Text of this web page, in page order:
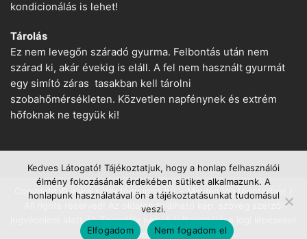
kondicionálás is lehet!
Tárolás
Ez nem levegőn száradó gyurma. Felbontás után nem
szárad ki, akár évekig is eláll. A fel nem használt gyurmát
egy simító záras tasakban kell tárolni
szobahőmérsékleten. Közvetlen napfénynek és extrém
hőfoknak ne tegyük ki!
Copyright © www.suthetogyurma.hu − Minden jog fenntartva! /
All rights reserved! Az oldalon található kép, szöveg szerzői
jogvédelem alatt áll. Engedély nélküli felhasználása jogi lépéseket
von maga után
Kedves Látogató! Tájékoztatjuk, hogy a honlap felhasználói
élmény fokozásának érdekében sütiket alkalmazunk. A
honlapunk használatával ön a tájékoztatásunkat tudomásul
veszi.
Elfogadom
Nem fogadom el